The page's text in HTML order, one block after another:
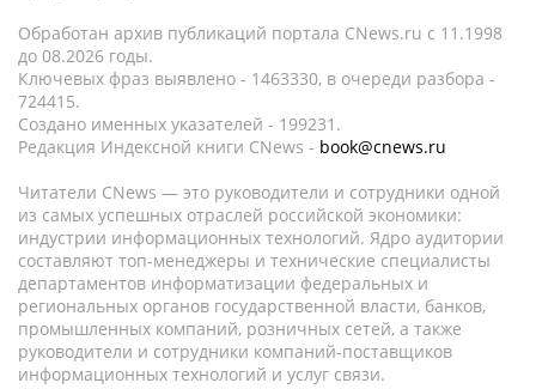
Обработан архив публикаций портала CNews.ru c 11.1998
до 08.2026 годы.
Ключевых фраз выявлено - 1463330, в очереди разбора -
724415.
Создано именных указателей - 199231.
Редакция Индексной книги CNews - book@cnews.ru
Читатели CNews — это руководители и сотрудники одной
из самых успешных отраслей российской экономики:
индустрии информационных технологий. Ядро аудитории
составляют топ-менеджеры и технические специалисты
департаментов информатизации федеральных и
региональных органов государственной власти, банков,
промышленных компаний, розничных сетей, а также
руководители и сотрудники компаний-поставщиков
информационных технологий и услуг связи.